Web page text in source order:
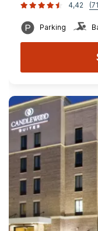
4,42
Parking